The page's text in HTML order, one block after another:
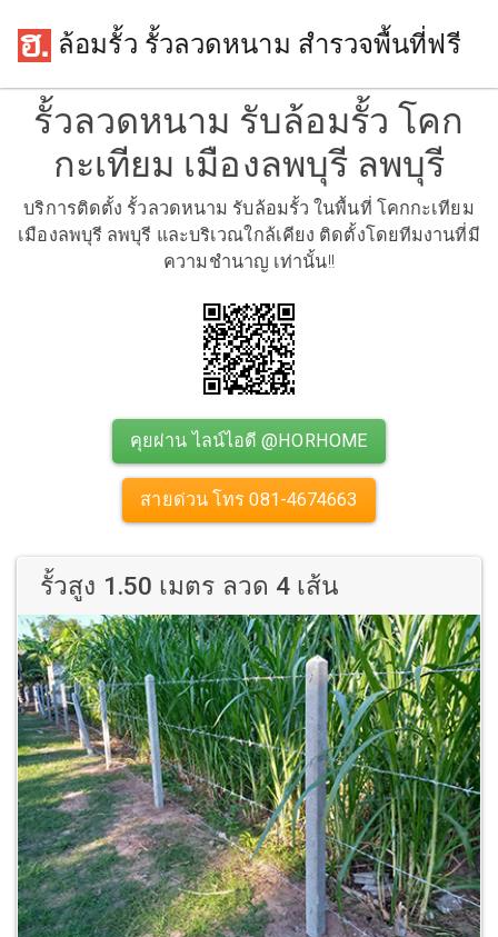
ล้อมรั้ว รั้วลวดหนาม สำรวจพื้นที่ฟรี
รั้วลวดหนาม รับล้อมรั้ว โคก
กะเทียม เมืองลพบุรี ลพบุรี
บริการติดตั้ง รั้วลวดหนาม รับล้อมรั้ว ในพื้นที่ โคกกะเทียม
เมืองลพบุรี ลพบุรี และบริเวณใกล้เคียง ติดตั้งโดยทีมงานที่มี
ความชำนาญ เท่านั้น!!
คุยผ่าน ไลน์ไอดี @HORHOME
สายด่วน โทร 081-4674663
รั้วสูง 1.50 เมตร ลวด 4 เส้น